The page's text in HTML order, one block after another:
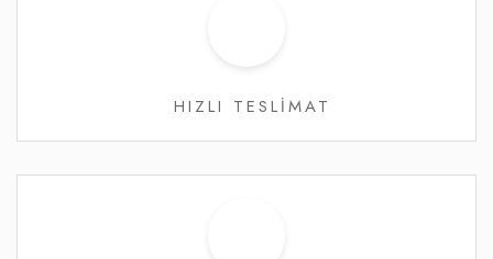
HIZLI TESLİMAT